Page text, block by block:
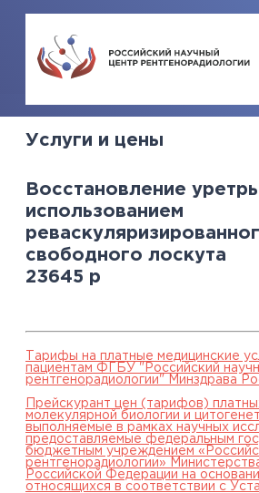
Услуги и цены
Восстановление
использованием
свободного лоскута
23645 р
Тарифы на платные медицинские
пациентам ФГБУ "Российский
рентгенорадиологии" Минздрава
Прейскурант цен (тарифов)
молекулярной биологии и
выполняемые в рамках научных
предоставляемые федеральным
бюджетным учреждением
рентгенорадиологии»
Российской Федерации на
относящихся в соответствии с